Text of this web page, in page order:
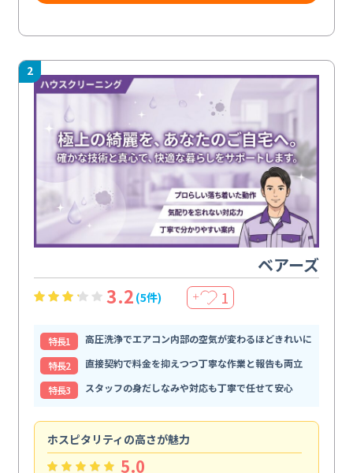
2
ベアーズ
3.2 (5件) ＋ 1
特⻑1
高圧洗浄でエアコン内部の空気が変わるほどきれいに
特⻑2
直接契約で料金を抑えつつ丁寧な作業と報告も両立
特⻑3
スタッフの身だしなみや対応も丁寧で任せて安心
ホスピタリティの高さが魅力
5.0